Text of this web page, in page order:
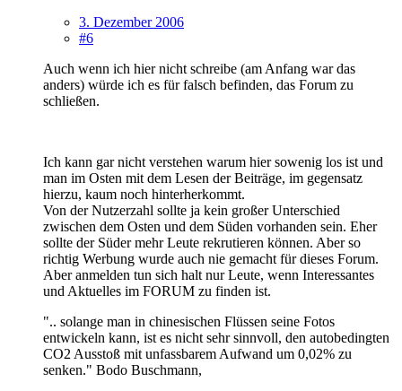
3. Dezember 2006
#6
Auch wenn ich hier nicht schreibe (am Anfang war das
anders) würde ich es für falsch befinden, das Forum zu
schließen.
Ich kann gar nicht verstehen warum hier sowenig los ist und
man im Osten mit dem Lesen der Beiträge, im gegensatz
hierzu, kaum noch hinterherkommt.
Von der Nutzerzahl sollte ja kein großer Unterschied
zwischen dem Osten und dem Süden vorhanden sein. Eher
sollte der Süder mehr Leute rekrutieren können. Aber so
richtig Werbung wurde auch nie gemacht für dieses Forum.
Aber anmelden tun sich halt nur Leute, wenn Interessantes
und Aktuelles im FORUM zu finden ist.
".. solange man in chinesischen Flüssen seine Fotos
entwickeln kann, ist es nicht sehr sinnvoll, den autobedingten
CO2 Ausstoß mit unfassbarem Aufwand um 0,02% zu
senken." Bodo Buschmann,